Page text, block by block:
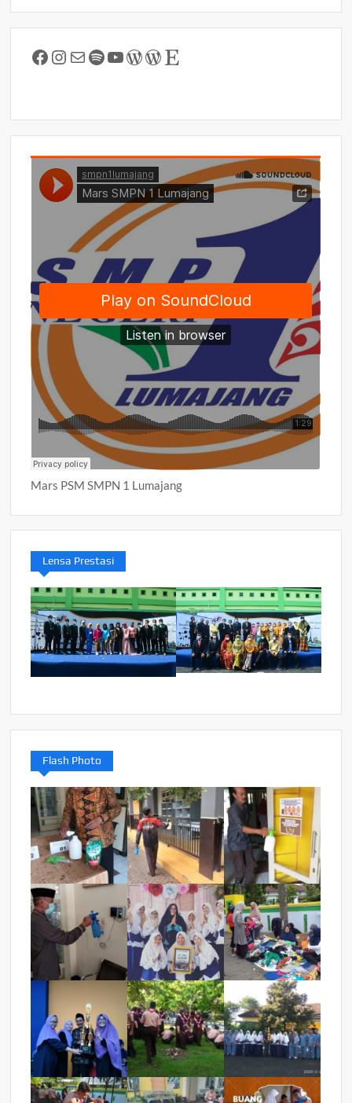
Facebook
Instagram
MailSpotify
YouTube
WordPress
WordPress
Etsy
Mars PSM SMPN 1 Lumajang
Lensa Prestasi
Flash Photo